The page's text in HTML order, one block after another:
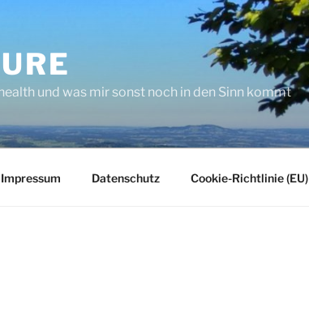
und was mir sonst noch in den Sinn kommt
Impressum Datenschutz Cookie-Richtlinie (EU)